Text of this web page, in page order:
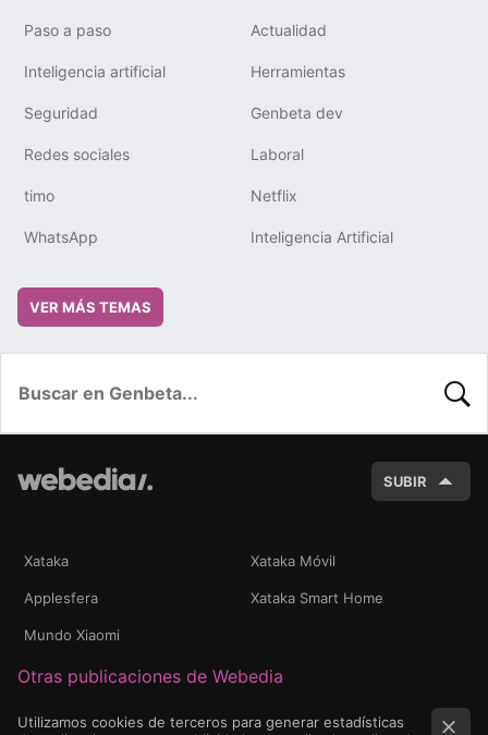
Paso a paso Actualidad
Inteligencia artificial Herramientas
Seguridad Genbeta dev
Redes sociales Laboral
timo Netflix
WhatsApp Inteligencia Artificial
VER MÁS TEMAS
SUBIR
Xataka Xataka Móvil
Applesfera Xataka Smart Home
Mundo Xiaomi
Otras publicaciones de Webedia
Utilizamos cookies de terceros para generar estadísticas